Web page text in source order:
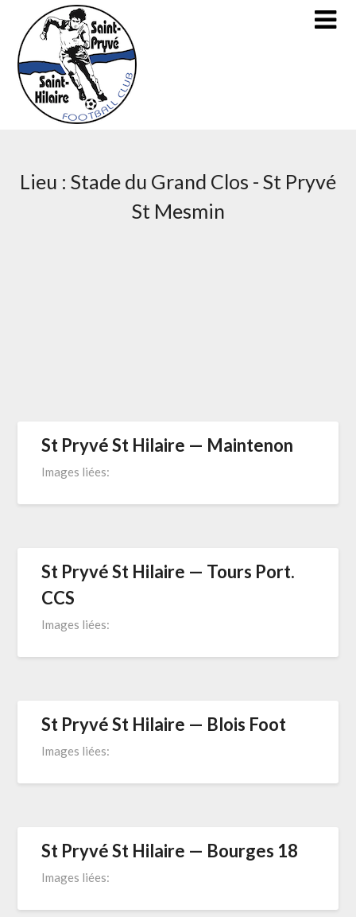
content
Lieu : Stade du Grand Clos - St Pryvé
St Mesmin
St Pryvé St Hilaire — Maintenon
Images liées:
St Pryvé St Hilaire — Tours Port.
CCS
Images liées:
St Pryvé St Hilaire — Blois Foot
Images liées:
St Pryvé St Hilaire — Bourges 18
Images liées: